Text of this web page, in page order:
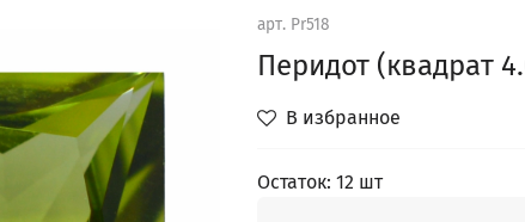
арт. Pr518
Перидот (квадрат
В избранное
Остаток: 12 шт